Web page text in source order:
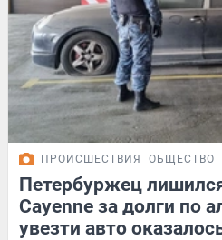
ПРОИСШЕСТВИЯ ОБЩЕСТВО
Петербуржец
Cayenne за долги по
увезти авто